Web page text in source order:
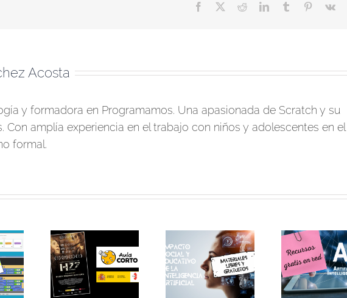
Facebook RedditLinkedInTumblr Pinterest
Vk
Acosta
y formadora en Programamos. Una apasionada de Scratch y su
Con amplía experiencia en el trabajo con niños y adolescentes en el
formal.
77 llega
Corto!
recursos
el
de la
Compartimos los
materiales del
curso «Impacto
social y educativo
Materiales para los
cursos
«Programación de
inteligencia
artificial» y
«Sistemas de
La
la